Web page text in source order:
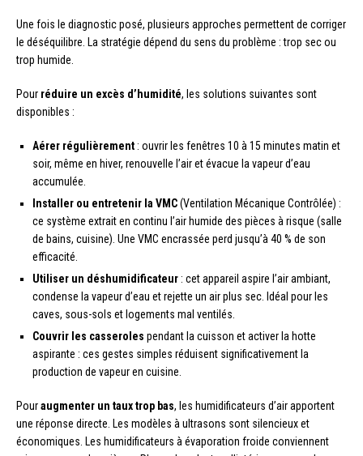
Une fois le diagnostic posé, plusieurs approches permettent de corriger
le déséquilibre. La stratégie dépend du sens du problème : trop sec ou
trop humide.
Pour réduire un excès d’humidité, les solutions suivantes sont
disponibles :
Aérer régulièrement : ouvrir les fenêtres 10 à 15 minutes matin et
soir, même en hiver, renouvelle l’air et évacue la vapeur d’eau
accumulée.
Installer ou entretenir la VMC(Ventilation Mécanique Contrôlée) :
ce système extrait en continu l’air humide des pièces à risque (salle
de bains, cuisine). Une VMC encrassée perd jusqu’à 40 % de son
efficacité.
Utiliser un déshumidificateur : cet appareil aspire l’air ambiant,
condense la vapeur d’eau et rejette un air plus sec. Idéal pour les
caves, sous-sols et logements mal ventilés.
Couvrir les casseroles pendant la cuisson et activer la hotte
aspirante : ces gestes simples réduisent significativement la
production de vapeur en cuisine.
Pouraugmenter un taux trop bas, les humidificateurs d’air apportent
une réponse directe. Les modèles à ultrasons sont silencieux et
économiques. Les humidificateurs à évaporation froide conviennent